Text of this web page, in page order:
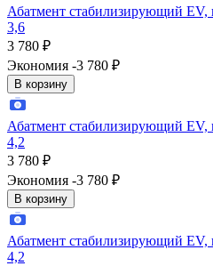
Абатмент стабилизирующий EV,
3,6
3 780 ₽
Экономия -3 780 ₽
В корзину
Абатмент стабилизирующий EV,
4,2
3 780 ₽
Экономия -3 780 ₽
В корзину
Абатмент стабилизирующий EV,
4,2